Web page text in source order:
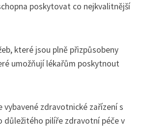
poskytovat co nejkvalitnější
které jsou plně přizpůsobeny
umožňují lékařům poskytnout
vybavené zdravotnické zařízení s
důležitého pilíře zdravotní péče v